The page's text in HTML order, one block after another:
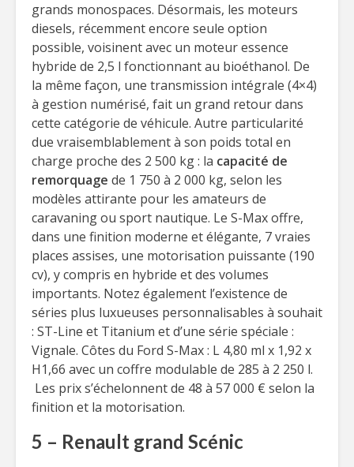
grands monospaces. Désormais, les moteurs
diesels, récemment encore seule option
possible, voisinent avec un moteur essence
hybride de 2,5 l fonctionnant au bioéthanol. De
la même façon, une transmission intégrale (4×4)
à gestion numérisé, fait un grand retour dans
cette catégorie de véhicule. Autre particularité
due vraisemblablement à son poids total en
charge proche des 2 500 kg : la capacité de
remorquage de 1 750 à 2 000 kg, selon les
modèles attirante pour les amateurs de
caravaning ou sport nautique. Le S-Max offre,
dans une finition moderne et élégante, 7 vraies
places assises, une motorisation puissante (190
cv), y compris en hybride et des volumes
importants. Notez également l’existence de
séries plus luxueuses personnalisables à souhait
: ST-Line et Titanium et d’une série spéciale :
Vignale. Côtes du Ford S-Max : L 4,80 ml x 1,92 x
H1,66 avec un coffre modulable de 285 à 2 250 l.
Les prix s’échelonnent de 48 à 57 000 € selon la
finition et la motorisation.
5 – Renault grand Scénic